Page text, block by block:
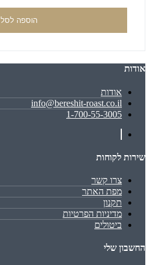
הוספה לסל
אודות
אודות
info@bereshit-roast.co.il
1-700-55-3005
שירות לקוחות
צרו קשר
מפת האתר
תקנון
מדיניות הפרטיות
ביטולים
החשבון שלי